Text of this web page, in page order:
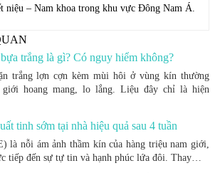
niệu – Nam khoa trong khu vực Đông Nam Á.
trắng là gì? Có nguy hiểm không?
trắng lợn cợn kèm mùi hôi ở vùng kín thường
giới hoang mang, lo lắng. Liệu đây chỉ là hiện
tinh sớm tại nhà hiệu quả sau 4 tuần
là nỗi ám ảnh thầm kín của hàng triệu nam giới,
tiếp đến sự tự tin và hạnh phúc lứa đôi. Thay…